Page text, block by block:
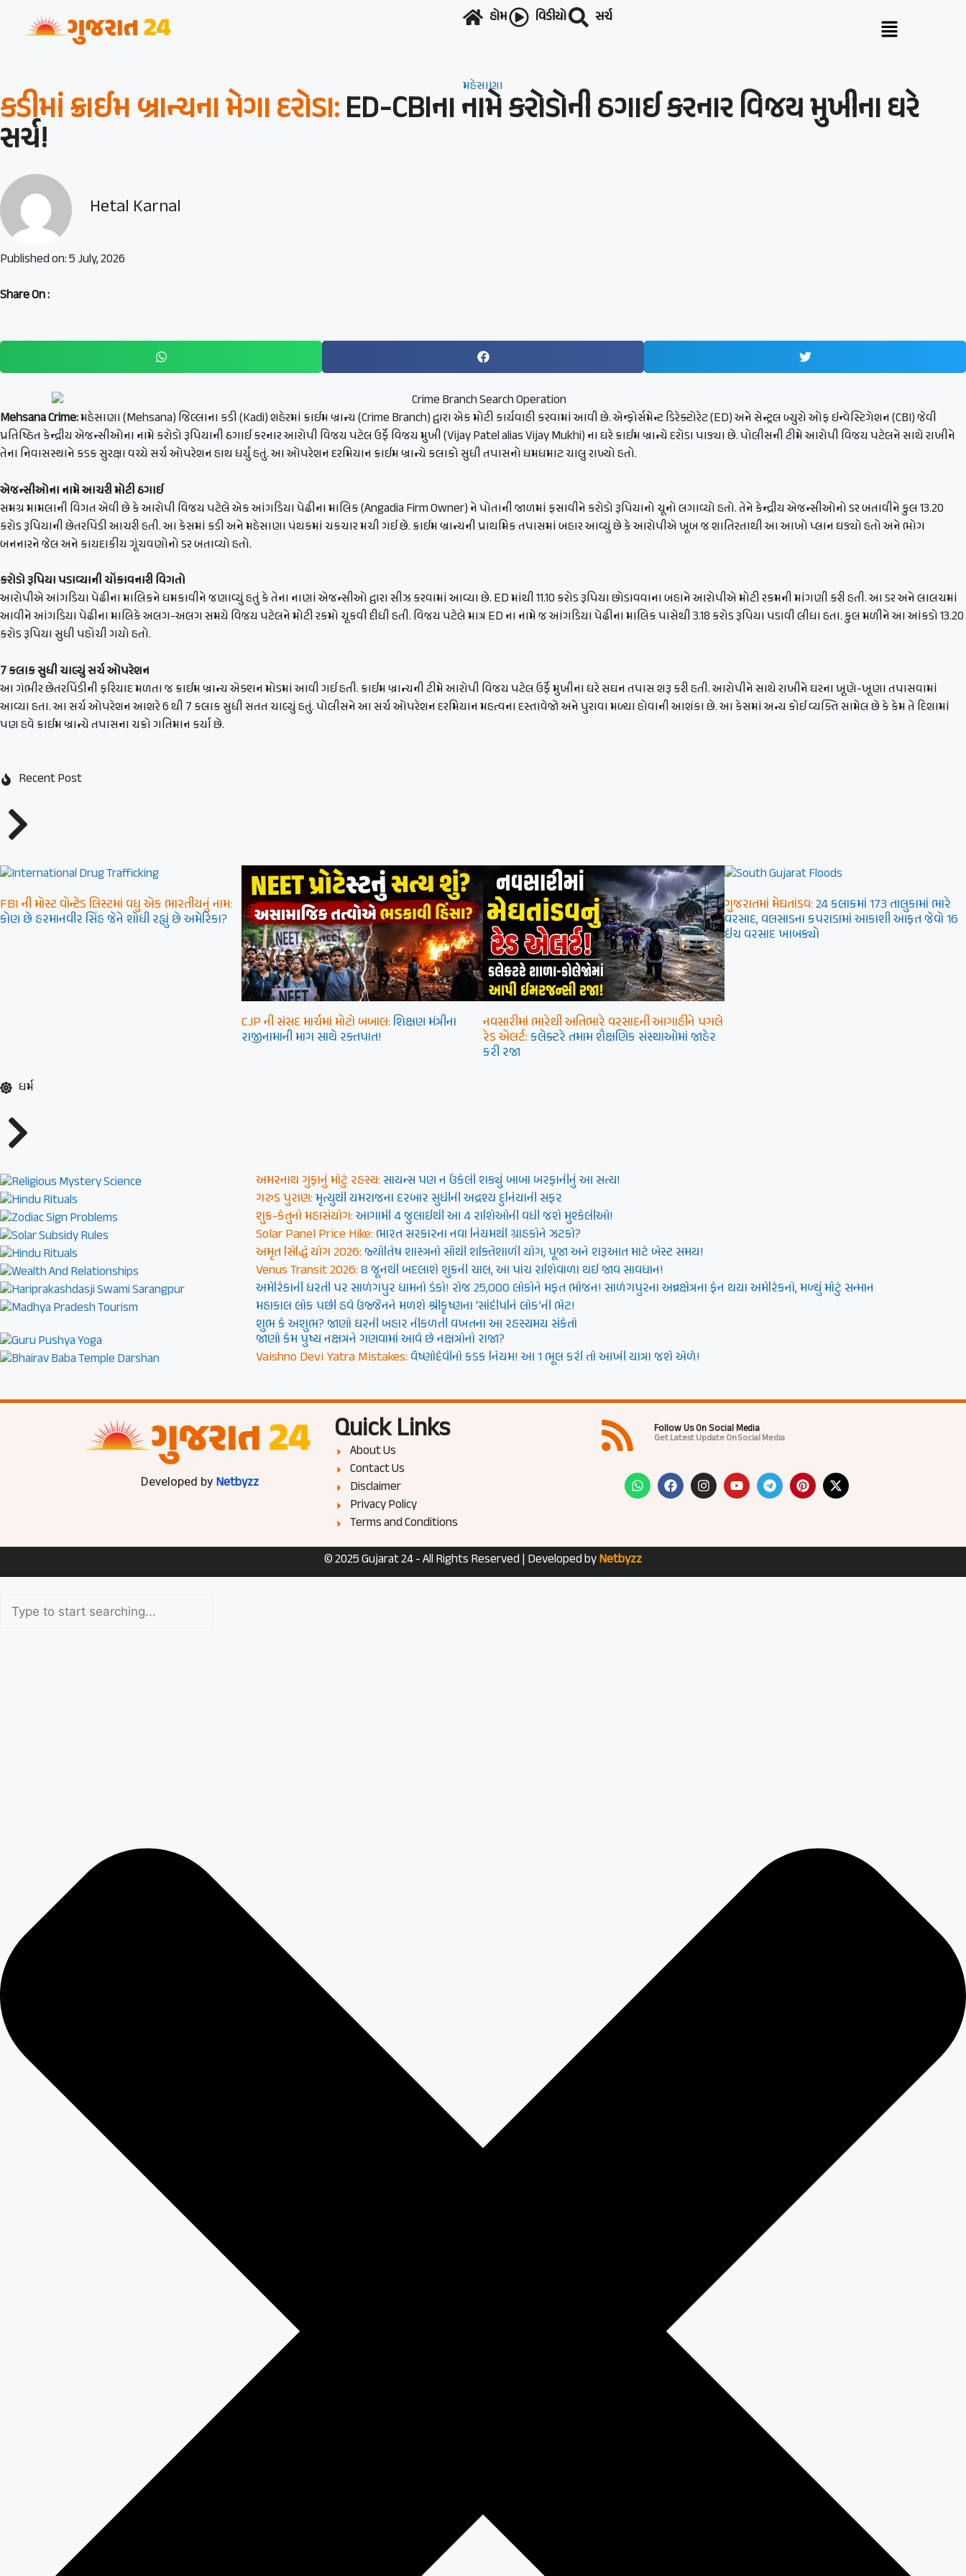
હોમ વિડીયો સર્ચ
મહેસાણા
કડીમાં ક્રાઈમ બ્રાન્ચના મેગા દરોડા:ED-CBIના નામે કરોડોની ઠગાઈ કરનાર વિજય મુખીના ઘરે
સર્ચ!
Hetal Karnal
Published on:5 July, 2026
Share On :
Mehsana Crime:મહેસાણા (Mehsana) જિલ્લાના કડી (Kadi) શહેરમાં ક્રાઈમ બ્રાન્ચ (Crime Branch) દ્વારા એક મોટી કાર્યવાહી કરવામાં આવી છે. એન્ફોર્સમેન્ટ ડિરેક્ટોરેટ (ED) અને સેન્ટ્રલ બ્યુરો ઓફ ઇન્વેસ્ટિગેશન (CBI) જેવી
પ્રતિષ્ઠિત કેન્દ્રીય એજન્સીઓના નામે કરોડો રૂપિયાની ઠગાઈ કરનાર આરોપી વિજય પટેલ ઉર્ફે વિજય મુખી (Vijay Patel alias Vijay Mukhi) ના ઘરે ક્રાઈમ બ્રાન્ચે દરોડા પાડ્યા છે. પોલીસની ટીમે આરોપી વિજય પટેલને સાથે રાખીને
તેના નિવાસસ્થાને કડક સુરક્ષા વચ્ચે સર્ચ ઓપરેશન હાથ ધર્યું હતું. આ ઓપરેશન દરમિયાન ક્રાઈમ બ્રાન્ચે કલાકો સુધી તપાસનો ધમધમાટ ચાલુ રાખ્યો હતો.
એજન્સીઓના નામે આચરી મોટી ઠગાઈ
સમગ્ર મામલાની વિગત એવી છે કે આરોપી વિજય પટેલે એક આંગડિયા પેઢીના માલિક (Angadia Firm Owner) ને પોતાની જાળમાં ફસાવીને કરોડો રૂપિયાનો ચૂનો લગાવ્યો હતો. તેને કેન્દ્રીય એજન્સીઓનો ડર બતાવીને કુલ 13.20
કરોડ રૂપિયાની છેતરપિંડી આચરી હતી. આ કેસમાં કડી અને મહેસાણા પંથકમાં ચકચાર મચી ગઈ છે. ક્રાઈમ બ્રાન્ચની પ્રાથમિક તપાસમાં બહાર આવ્યું છે કે આરોપીએ ખૂબ જ શાતિરતાથી આ આખો પ્લાન ઘડ્યો હતો અને ભોગ
બનનારને જેલ અને કાયદાકીય ગૂંચવણોનો ડર બતાવ્યો હતો.
કરોડો રૂપિયા પડાવ્યાની ચોંકાવનારી વિગતો
આરોપીએ આંગડિયા પેઢીના માલિકને ધમકાવીને જણાવ્યું હતું કે તેના નાણાં એજન્સીઓ દ્વારા સીઝ કરવામાં આવ્યા છે. ED માંથી 11.10 કરોડ રૂપિયા છોડાવવાના બહાને આરોપીએ મોટી રકમની માંગણી કરી હતી. આ ડર અને લાલચમાં
આવીને આંગડિયા પેઢીના માલિકે અલગ-અલગ સમયે વિજય પટેલને મોટી રકમો ચૂકવી દીધી હતી. વિજય પટેલે માત્ર ED ના નામે જ આંગડિયા પેઢીના માલિક પાસેથી 3.18 કરોડ રૂપિયા પડાવી લીધા હતા. કુલ મળીને આ આંકડો 13.20
કરોડ રૂપિયા સુધી પહોંચી ગયો હતો.
7 કલાક સુધી ચાલ્યું સર્ચ ઓપરેશન
આ ગંભીર છેતરપિંડીની ફરિયાદ મળતા જ ક્રાઈમ બ્રાન્ચ એક્શન મોડમાં આવી ગઈ હતી. ક્રાઈમ બ્રાન્ચની ટીમે આરોપી વિજય પટેલ ઉર્ફે મુખીના ઘરે સઘન તપાસ શરૂ કરી હતી. આરોપીને સાથે રાખીને ઘરના ખૂણે-ખૂણા તપાસવામાં
આવ્યા હતા. આ સર્ચ ઓપરેશન આશરે 6 થી 7 કલાક સુધી સતત ચાલ્યું હતું. પોલીસને આ સર્ચ ઓપરેશન દરમિયાન મહત્વના દસ્તાવેજો અને પુરાવા મળ્યા હોવાની આશંકા છે. આ કેસમાં અન્ય કોઈ વ્યક્તિ સામેલ છે કે કેમ તે દિશામાં
પણ હવે ક્રાઈમ બ્રાન્ચે તપાસના ચક્રો ગતિમાન કર્યા છે.
Recent Post
FBI ની મોસ્ટ વોન્ટેડ લિસ્ટમાં વધુ એક ભારતીયનું નામ:
કોણ છે હરમાનવીર સિંહ જેને શોધી રહ્યું છે અમેરિકા?
CJP ની સંસદ માર્ચમાં મોટો બબાલ: શિક્ષણ મંત્રીના
રાજીનામાની માગ સાથે રક્તપાત!
નવસારીમાં ભારેથી અતિભારે વરસાદની આગાહીને પગલે
રેડ એલર્ટ:કલેક્ટરે તમામ શૈક્ષણિક સંસ્થાઓમાં જાહેર
કરી રજા
ગુજરાતમાં મેઘતાંડવ:24 કલાકમાં 173 તાલુકામાં ભારે
વરસાદ, વલસાડના કપરાડામાં આકાશી આફત જેવો 16
ઇંચ વરસાદ ખાબક્યો
ધર્મ
અમરનાથ ગુફાનું મોટું રહસ્ય:સાયન્સ પણ ન ઉકેલી શક્યું બાબા બરફાનીનું આ સત્ય!
ગરુડ પુરાણ:મૃત્યુથી યમરાજના દરબાર સુધીની અદ્રશ્ય દુનિયાની સફર
શુક્ર-કેતુનો મહાસંયોગ:આગામી 4 જુલાઈથી આ 4 રાશિઓની વધી જશે મુશ્કેલીઓ!
Solar Panel Price Hike: ભારત સરકારના નવા નિયમથી ગ્રાહકોને ઝટકો?
અમૃત સિદ્ધિ યોગ 2026: જ્યોતિષ શાસ્ત્રનો સૌથી શક્તિશાળી યોગ, પૂજા અને શરૂઆત માટે બેસ્ટ સમય!
Venus Transit 2026:8 જૂનથી બદલાશે શુક્રની ચાલ, આ પાંચ રાશિવાળા થઈ જાવ સાવધાન!
અમેરિકાની ધરતી પર સાળંગપુર ધામનો ડંકો! રોજ 25,000 લોકોને મફત ભોજન! સાળંગપુરના અન્નક્ષેત્રના ફેન થયા અમેરિકનો, મળ્યું મોટું સન્માન
મહાકાલ લોક પછી હવે ઉજ્જૈનને મળશે શ્રીકૃષ્ણના ‘સાંદીપનિ લોક’ની ભેટ!
શુભ કે અશુભ? જાણો ઘરની બહાર નીકળતી વખતના આ રહસ્યમય સંકેતો
જાણો કેમ પુષ્ય નક્ષત્રને ગણવામાં આવે છે નક્ષત્રોનો રાજા?
Vaishno Devi Yatra Mistakes: વૈષ્ણોદેવીનો કડક નિયમ! આ 1 ભૂલ કરી તો આખી યાત્રા જશે એળે!
Developed by Netbyzz
Quick Links
About Us
Contact Us
Disclaimer
Privacy Policy
Terms and Conditions
Follow Us On Social Media
Get Latest Update On Social Media
© 2025 Gujarat 24 - All Rights Reserved | Developed byNetbyzz